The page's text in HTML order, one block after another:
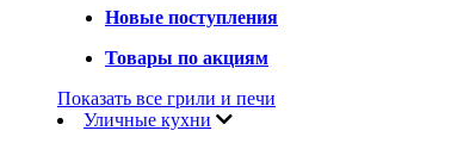
Новые поступления
Товары по акциям
Показать все грили и печи
Уличные кухни